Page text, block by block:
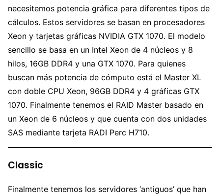
necesitemos potencia gráfica para diferentes tipos de
cálculos. Estos servidores se basan en procesadores
Xeon y tarjetas gráficas NVIDIA GTX 1070. El modelo
sencillo se basa en un Intel Xeon de 4 núcleos y 8
hilos, 16GB DDR4 y una GTX 1070. Para quienes
buscan más potencia de cómputo está el Master XL
con doble CPU Xeon, 96GB DDR4 y 4 gráficas GTX
1070. Finalmente tenemos el RAID Master basado en
un Xeon de 6 núcleos y que cuenta con dos unidades
SAS mediante tarjeta RADI Perc H710.
Classic
Finalmente tenemos los servidores ‘antiguos’ que han